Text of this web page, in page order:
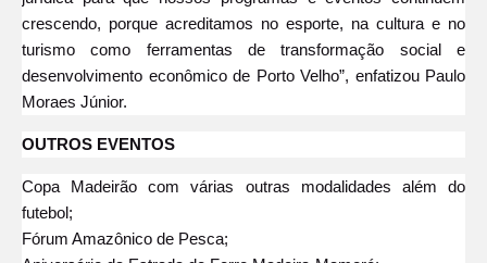
crescendo, porque acreditamos no esporte, na cultura e no
turismo como ferramentas de transformação social e
desenvolvimento econômico de Porto Velho”, enfatizou Paulo
Moraes Júnior.
OUTROS EVENTOS
Copa Madeirão com várias outras modalidades além do
futebol;
Fórum Amazônico de Pesca;